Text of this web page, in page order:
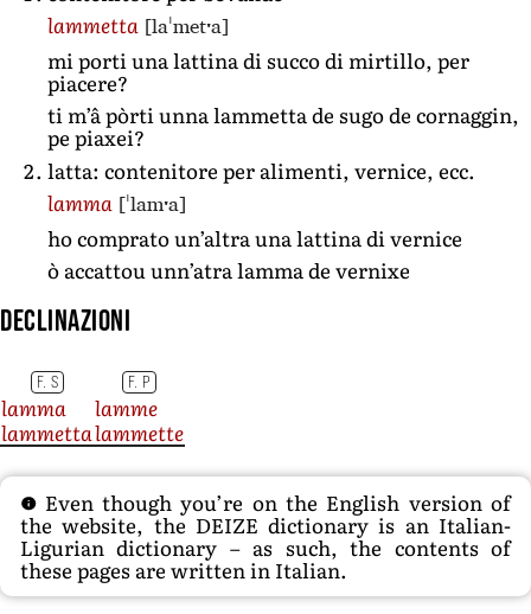
lammetta [laˈmetˑa]
mi porti una lattina di succo di mirtillo, per
piacere?
ti m’â pòrti unna lammetta de sugo de cornaggin,
pe piaxei?
latta: contenitore per alimenti, vernice, ecc.
lamma [ˈlamˑa]
ho comprato un’altra una lattina di vernice
ò accattou unn’atra lamma de vernixe
Declinazioni
F. S F. P
lamma
lamme
lammettalammette
Even though you’re on the English version of
the website, the DEIZE dictionary is an Italian-
Ligurian dictionary – as such, the contents of
these pages are written in Italian.